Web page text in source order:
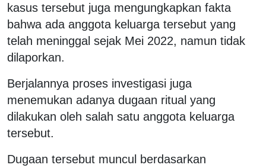
kasus tersebut juga mengungkapkan fakta
bahwa ada anggota keluarga tersebut yang
telah meninggal sejak Mei 2022, namun tidak
dilaporkan.
Berjalannya proses investigasi juga
menemukan adanya dugaan ritual yang
dilakukan oleh salah satu anggota keluarga
tersebut.
Dugaan tersebut muncul berdasarkan